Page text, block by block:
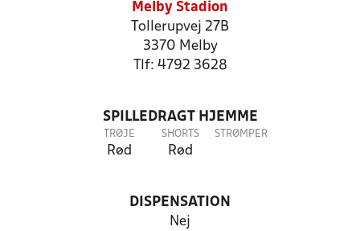
Melby Stadion
Tollerupvej 27B
3370 Melby
Tlf: 4792 3628
SPILLEDRAGT HJEMME
TRØJE
Rød
SHORTS
Rød
STRØMPER
DISPENSATION
Nej